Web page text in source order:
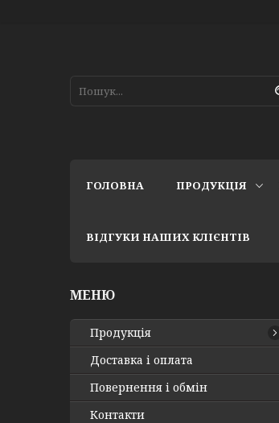
ГОЛОВНА ПРОДУКЦІЯ
ВІДГУКИ НАШИХ КЛІЄНТІВ
Продукція
Доставка і оплата
Повернення і обмін
Контакти